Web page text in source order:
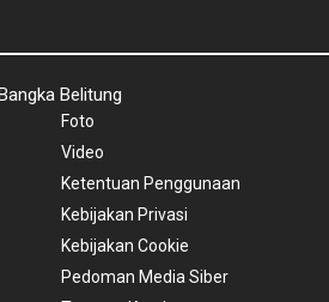
Belitung
Foto
Video
Ketentuan Penggunaan
Kebijakan Privasi
Kebijakan Cookie
Pedoman Media Siber